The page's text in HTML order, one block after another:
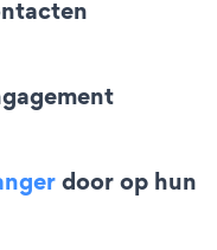
door op hun